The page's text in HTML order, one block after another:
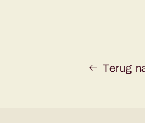
Terug